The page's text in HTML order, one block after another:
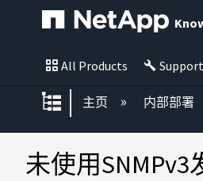
All Products
扩展/隐缩全局层
主页 内部部署
未使用SNMPv3